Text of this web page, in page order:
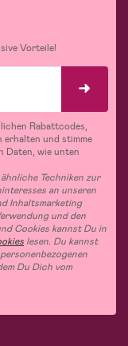
Vorteile!
Rabattcodes,
und stimme
Daten, wie unten
Techniken zur
an unseren
Inhaltsmarketing
und den
Cookies kannst Du in
lesen. Du kannst
Du Dich vom